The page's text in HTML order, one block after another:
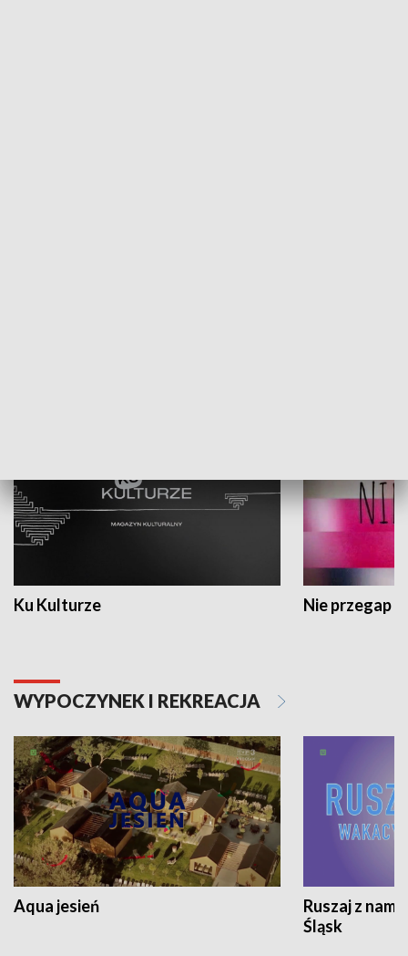
Ku Kulturze Nie przegap
WYPOCZYNEK I REKREACJA
Aqua jesień
Ruszaj z
Śląsk